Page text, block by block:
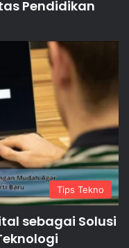
Pendidikan
Tips Tekno
sebagai Solusi